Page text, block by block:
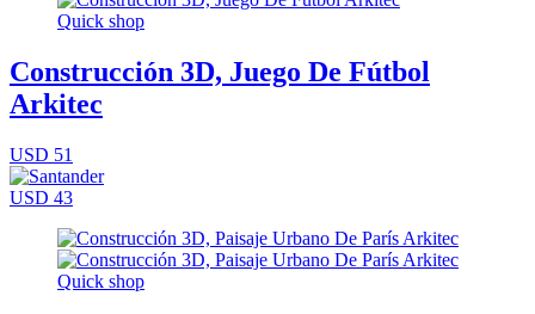
Quick shop
Construcción 3D, Juego De Fútbol
Arkitec
USD 51
USD 43
Quick shop